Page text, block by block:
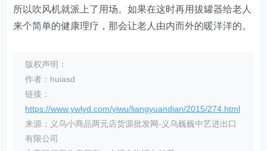
所以吹风机就派上了用场。如果在这时再用拔罐器给老人
来个简单的健康理疗，那会让老人由内而外的暖洋洋的。
版权声明：
作者：huiasd
链接：
https://www.ywlyd.com/yiwu/liangyuandian/2015/274.html
来源：义乌小商品两元店货源批发网-义乌巍巍中艺进出口
有限公司